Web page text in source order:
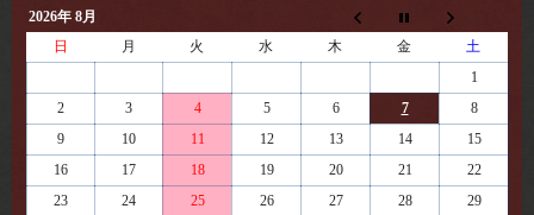
2026年 8月
日
月 火 水 木 金
土
1
2
3 4 5 6 7
8
9
10 11 12 13 14
15
16
17 18 19 20 21
22
23
24 25 26 27 28 29